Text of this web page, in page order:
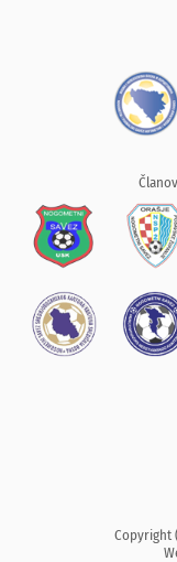
Copyright